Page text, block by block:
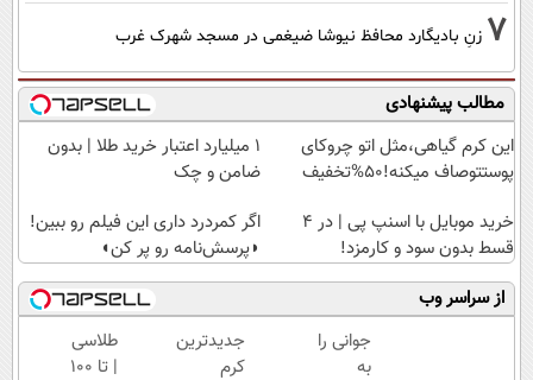
7 زنِ بادیگارد محافظ نیوشا ضیغمی در مسجد شهرک غرب
مطالب پیشنهادی
این کرم گیاهی،مثل اتو چروکای
پوستتوصاف میکنه!50%تخفیف
۱ میلیارد اعتبار خرید طلا | بدون
ضامن و چک
خرید موبایل با اسنپ پی | در ۴
قسط بدون سود و کارمزد!
اگر کمردرد داری این فیلم رو ببین!
◗پرسش‌نامه رو پر کن◖
از سراسر وب
جوانی را
به
جدیدترین
کرم
طلاسی
| تا 100